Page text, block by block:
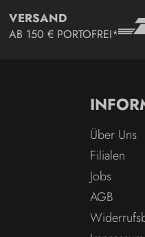
VERSAND
AB 150 € PORTOFREI*
Über Uns
Filialen
Jobs
AGB